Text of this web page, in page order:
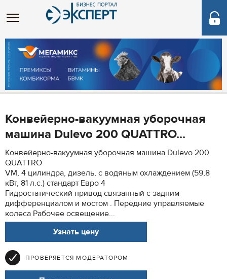
Конвейерно-вакуумная уборочная
машина Dulevo 200 QUATTRO...
Конвейерно-вакуумная уборочная машина Dulevo 200
QUATTRO
VM, 4 цилиндра, дизель, с водяным охлаждением (59,8
кВт, 81 л.с.) стандарт Евро 4
Гидростатический привод связанный с задним
дифференциалом и мостом . Передние управляемые
колеса Рабочее освещение...
Узнать цену
ПРОВЕРЯЕТСЯ МОДЕРАТОРОМ